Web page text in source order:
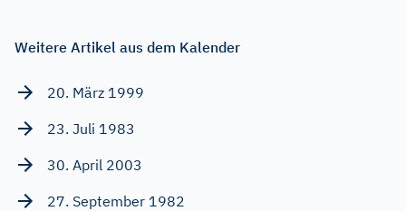
Weitere Artikel aus dem Kalender
20. März 1999
23. Juli 1983
30. April 2003
27. September 1982